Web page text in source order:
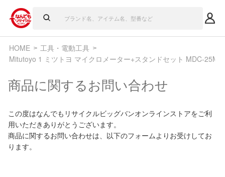
HOME
工具・電動工具
Mitutoyo 1 ミツトヨ マイクロメーター+スタンドセット MDC-
商品に関するお問い合わせ
この度はなんでもリサイクルビッグバンオンラインストアをご利
用いただきありがとうございます。
商品に関するお問い合わせは、以下のフォームよりお受けしてお
ります。